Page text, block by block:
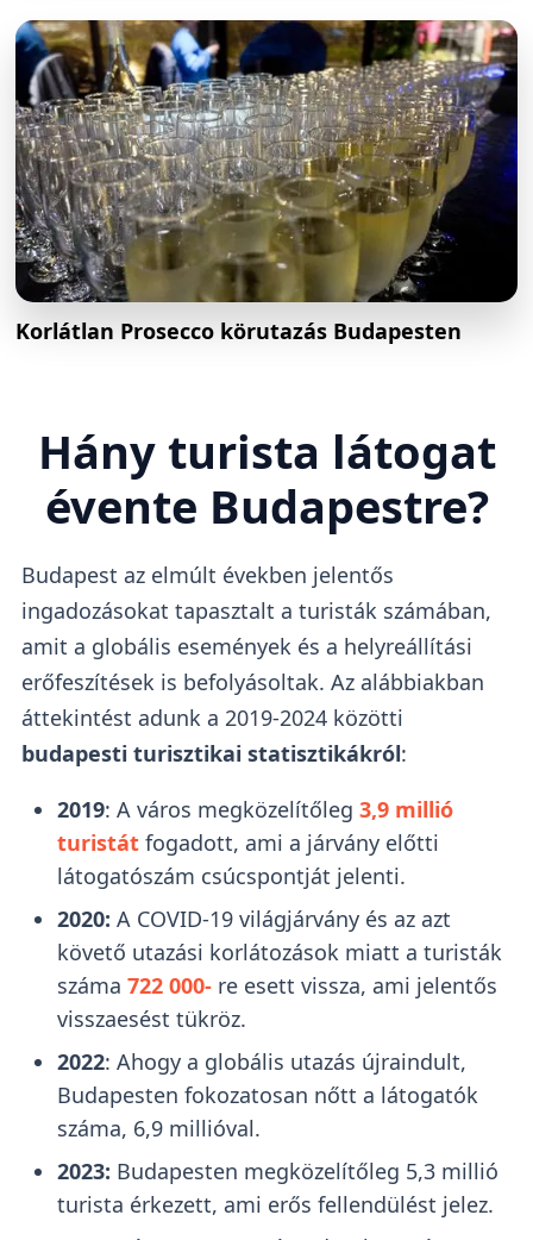
Korlátlan Prosecco körutazás Budapesten
Hány turista látogat
évente Budapestre?
Budapest az elmúlt években jelentős
ingadozásokat tapasztalt a turisták számában,
amit a globális események és a helyreállítási
erőfeszítések is befolyásoltak. Az alábbiakban
áttekintést adunk a 2019-2024 közötti
budapesti turisztikai statisztikákról:
2019: A város megközelítőleg 3,9 millió
turistátfogadott, ami a járvány előtti
látogatószám csúcspontját jelenti.
2020: A COVID-19 világjárvány és az azt
követő utazási korlátozások miatt a turisták
száma 722 000-re esett vissza, ami jelentős
visszaesést tükröz.
2022: Ahogy a globális utazás újraindult,
Budapesten fokozatosan nőtt a látogatók
száma, 6,9 millióval.
2023: Budapesten megközelítőleg 5,3 millió
turista érkezett, ami erős fellendülést jelez.